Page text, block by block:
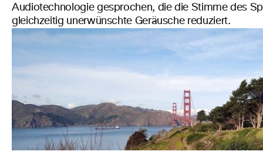
Audiotechnologie gesprochen, die die Stimme des
gleichzeitig unerwünschte Geräusche reduziert.